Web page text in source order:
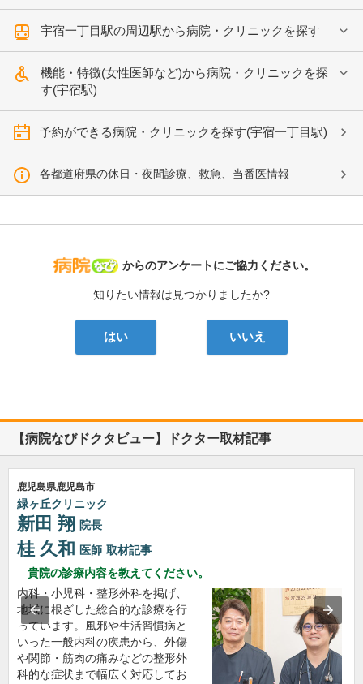
宇宿一丁目駅の周辺駅から病院・クリニックを探す
機能・特徴(女性医師など)から病院・クリニックを探
す(宇宿駅)
予約ができる病院・クリニックを探す(宇宿一丁目駅)
各都道府県の休日・夜間診療、救急、当番医情報
病院なび
からのアンケートにご協力ください。
知りたい情報は見つかりましたか?
はい いいえ
【病院なびドクタビュー】ドクター取材記事
鹿児島県鹿児島市
緑ヶ丘クリニック
新田 翔 院長
桂 久和 医師 取材記事
貴院の診療内容を教えてください。
内科・小児科・整形外科を掲げ、
地域に根ざした総合的な診療を行
っています。風邪や生活習慣病と
いった一般内科の疾患から、外傷
や関節・筋肉の痛みなどの整形外
科的な症状まで幅広く対応してお